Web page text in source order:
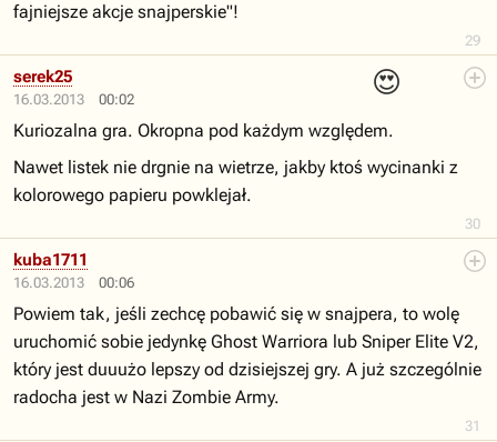
29
fajniejsze akcje snajperskie"!
16.03.2013 00:02
😍
30
serek25
Kuriozalna gra. Okropna pod każdym względem.
Nawet listek nie drgnie na wietrze, jakby ktoś wycinanki z
kolorowego papieru powklejał.
16.03.2013 00:06
31
kuba1711
Powiem tak, jeśli zechcę pobawić się w snajpera, to wolę
uruchomić sobie jedynkę Ghost Warriora lub Sniper Elite V2,
który jest duuużo lepszy od dzisiejszej gry. A już szczególnie
radocha jest w Nazi Zombie Army.